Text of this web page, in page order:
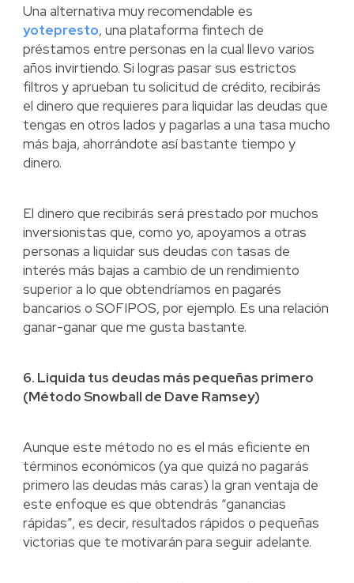
Una alternativa muy recomendable es
yotepresto, una plataforma fintech de
préstamos entre personas en la cual llevo varios
años invirtiendo. Si logras pasar sus estrictos
filtros y aprueban tu solicitud de crédito, recibirás
el dinero que requieres para liquidar las deudas que
tengas en otros lados y pagarlas a una tasa mucho
más baja, ahorrándote así bastante tiempo y
dinero.
El dinero que recibirás será prestado por muchos
inversionistas que, como yo, apoyamos a otras
personas a liquidar sus deudas con tasas de
interés más bajas a cambio de un rendimiento
superior a lo que obtendríamos en pagarés
bancarios o SOFIPOS, por ejemplo. Es una relación
ganar-ganar que me gusta bastante.
6. Liquida tus deudas más pequeñas primero
(Método Snowball de Dave Ramsey)
Aunque este método no es el más eficiente en
términos económicos (ya que quizá no pagarás
primero las deudas más caras) la gran ventaja de
este enfoque es que obtendrás “ganancias
rápidas”, es decir, resultados rápidos o pequeñas
victorias que te motivarán para seguir adelante.